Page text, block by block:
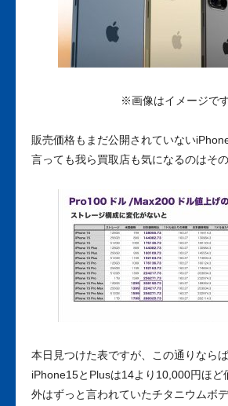
※画像はイメージで
販売価格もまだ公開されていない
言っても我ら買取店も気になるのはそ
本日見つけた表ですが、この通りなら
iPhone15とPlusは14より10,000円ほど
外はずっと言われていたチタニウムボ